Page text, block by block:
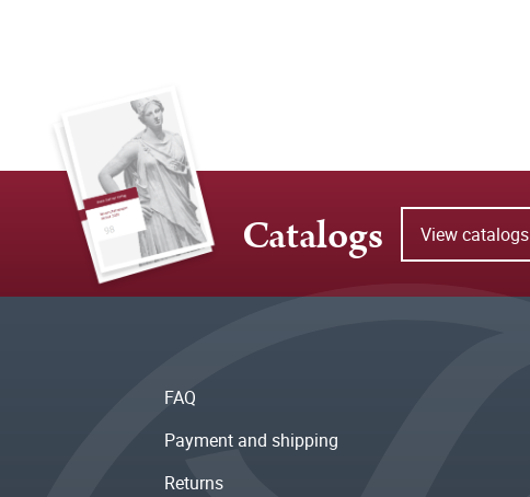
Catalogs View catalogs
FAQ
Payment and shipping
Returns